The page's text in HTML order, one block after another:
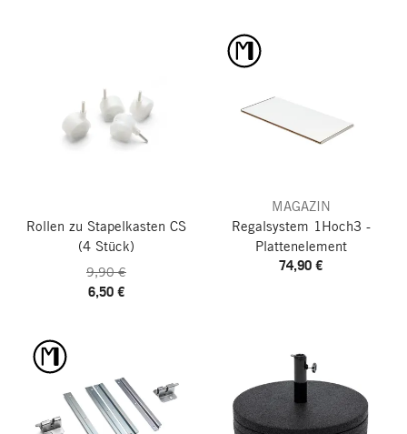
Rollen zu Stapelkasten CS
(4 Stück)
9,90 €
6,50 €
MAGAZIN
Regalsystem 1Hoch3 -
Plattenelement
74,90 €